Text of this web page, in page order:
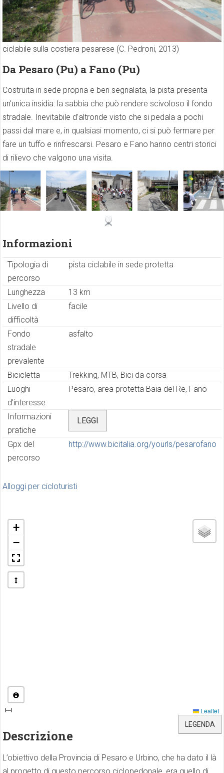
ciclabile sulla costiera pesarese (C. Pedroni, 2013)
Da Pesaro (Pu) a Fano (Pu)
Costruita in sede propria e ben segnalata, la pista presenta
un’unica insidia: la sabbia che può rendere scivoloso il fondo
stradale. Inevitabile d’altronde visto che si pedala a pochi
passi dal mare e, in qualsiasi momento, ci si può fermare per
fare un tuffo e rinfrescarsi. Pesaro e Fano hanno centri storici
di rilievo che valgono una visita.
Informazioni
Tipologia di
percorso
pista ciclabile in sede protetta
Lunghezza
13 km
Livello di
difficoltà
facile
Fondo
stradale
prevalente
asfalto
Bicicletta
Trekking, MTB, Bici da corsa
Luoghi
d'interesse
Pesaro, area protetta Baia del Re, Fano
Informazioni
pratiche
LEGGI
Gpx del
percorso
http://www.bicitalia.org/yourls/pesarofano
Alloggi per cicloturisti
+
−
Leaflet
LEGENDA
Descrizione
L’obiettivo della Provincia di Pesaro e Urbino, che ha dato il là